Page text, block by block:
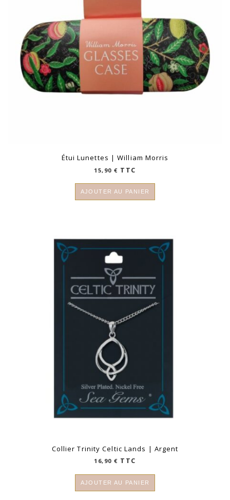
Étui Lunettes | William Morris
15,90€ TTC
AJOUTER AU PANIER
Collier Trinity Celtic Lands | Argent
16,90€ TTC
AJOUTER AU PANIER